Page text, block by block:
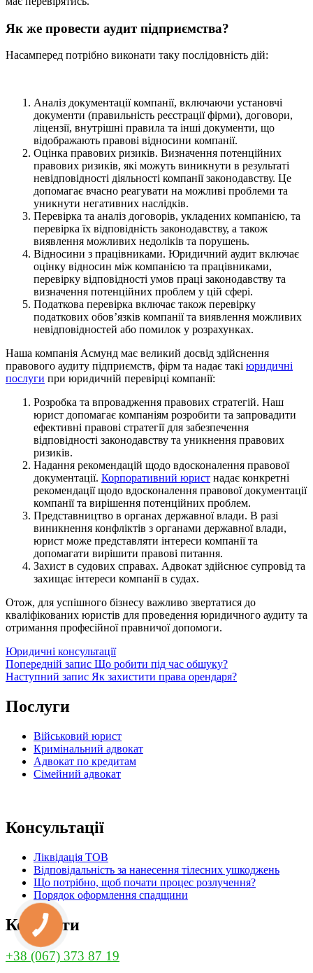
Як же провести аудит підприємства?
Насамперед потрібно виконати таку послідовність дій:
Аналіз документації компанії, включаючи установчі
документи (правильність реєстрації фірми), договори,
ліцензії, внутрішні правила та інші документи, що
відображають правові відносини компанії.
Оцінка правових ризиків. Визначення потенційних
правових ризиків, які можуть виникнути в результаті
невідповідності діяльності компанії законодавству. Це
допомагає вчасно реагувати на можливі проблеми та
уникнути негативних наслідків.
Перевірка та аналіз договорів, укладених компанією, та
перевірка їх відповідність законодавству, а також
виявлення можливих недоліків та порушень.
Відносини з працівниками. Юридичний аудит включає
оцінку відносин між компанією та працівниками,
перевірку відповідності умов праці законодавству та
визначення потенційних проблем у цій сфері.
Податкова перевірка включає також перевірку
податкових обов’язків компанії та виявлення можливих
невідповідностей або помилок у розрахунках.
Наша компанія Асмунд має великий досвід здійснення
правового аудиту підприємств, фірм та надає такі юридичні
послуги при юридичній перевірці компанії:
Розробка та впровадження правових стратегій. Наш
юрист допомагає компаніям розробити та запровадити
ефективні правові стратегії для забезпечення
відповідності законодавству та уникнення правових
ризиків.
Надання рекомендацій щодо вдосконалення правової
документації. Корпоративний юрист надає конкретні
рекомендації щодо вдосконалення правової документації
компанії та вирішення потенційних проблем.
Представництво в органах державної влади. В разі
виникнення конфліктів з органами державної влади,
юрист може представляти інтереси компанії та
допомагати вирішити правові питання.
Захист в судових справах. Адвокат здійснює супровід та
захищає інтереси компанії в судах.
Отож, для успішного бізнесу важливо звертатися до
кваліфікованих юристів для проведення юридичного аудиту та
отримання професійної правничої допомоги.
Категорії
Юридичні консультації
Навігація
записів
Попередній
запис
Попередній запис Що робити під час обшуку?
Наступний
Наступний запис Як захистити права орендаря?
Послуги
Військовий юрист
Кримінальний адвокат
Адвокат по кредитам
Сімейний адвокат
Консультації
Ліквідація ТОВ
Відповідальність за нанесення тілесних ушкоджень
Що потрібно, щоб почати процес розлучення?
Порядок оформлення спадщини
Контакти
+38 (067) 373 87 19
КНОПКА
ЗВ'ЯЗКУ